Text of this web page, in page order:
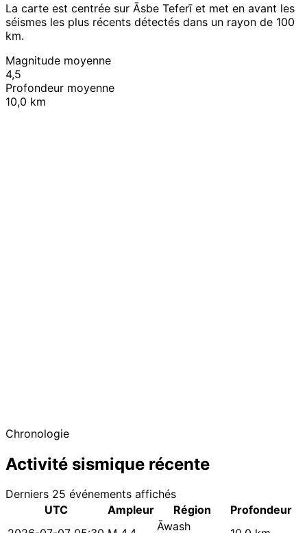
La carte est centrée sur Āsbe Teferī et met en avant les
séismes les plus récents détectés dans un rayon de 100
km.
Magnitude moyenne
4,5
Profondeur moyenne
10,0 km
Chronologie
Activité sismique récente
Derniers 25 événements affichés
UTC
Ampleur Région
Profondeur
Āwash